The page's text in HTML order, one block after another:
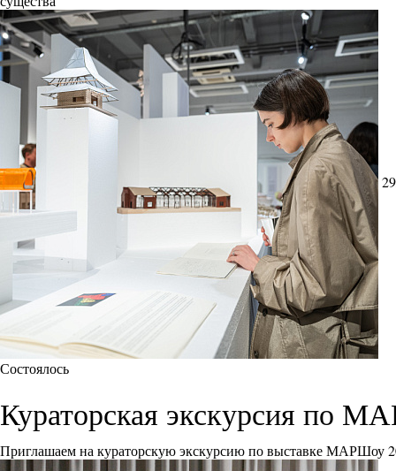
Состоялось
Кураторская экскурсия по
Приглашаем на кураторскую экскурсию по выставке МАРШоу